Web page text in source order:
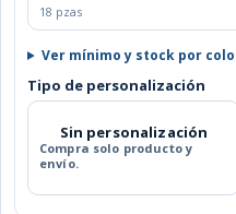
18 pzas
Ver mínimo y stock por
Tipo de personalización
Sin personalización
Compra solo producto y
envío.